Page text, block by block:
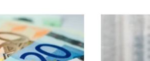
Imposto de Renda